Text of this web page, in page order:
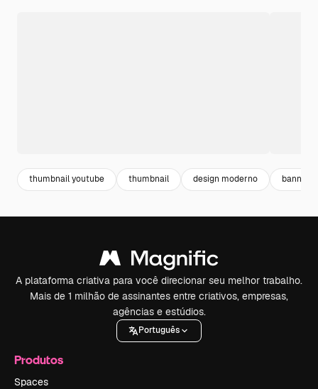
thumbnail youtube thumbnail design moderno banner
A plataforma criativa para você direcionar seu melhor trabalho.
Mais de 1 milhão de assinantes entre criativos, empresas,
agências e estúdios.
Português
Produtos
Spaces